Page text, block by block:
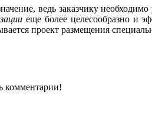
ведь заказчику
еще более целесообразно и
проект размещения
комментарии!